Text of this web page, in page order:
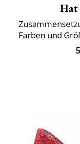
Hat
Farben und